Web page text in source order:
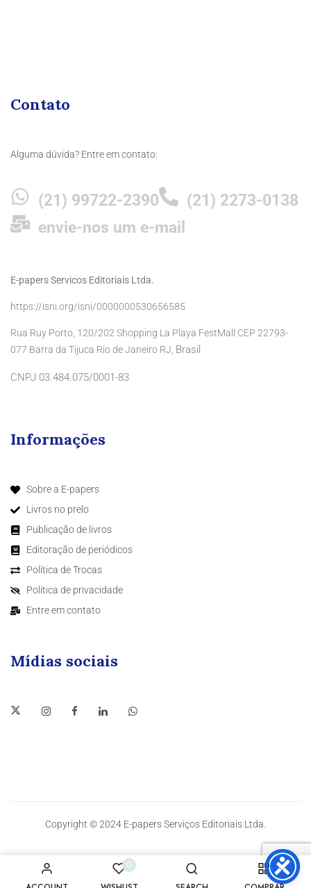
0
Contato
Alguma dúvida? Entre em contato:
(21) 99722-2390
(21) 2273-0138
envie-nos um e-mail
E-papers Servicos Editoriais Ltda.
https://isni.org/isni/0000000530656585
Rua Ruy Porto, 120/202 Shopping La Playa FestMall CEP 22793-
077 Barra da Tijuca Rio de Janeiro RJ, Brasil
CNPJ 03.484.075/0001-83
Informações
Sobre a E-papers
Livros no prelo
Publicação de livros
Editoração de periódicos
Política de Trocas
Política de privacidade
Entre em contato
Mídias sociais
Copyright © 2024 E-papers Serviços Editoriais Ltda.